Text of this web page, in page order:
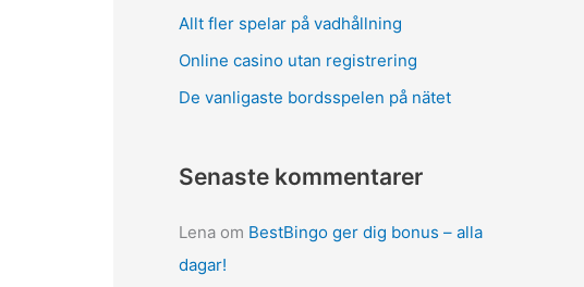
Allt fler spelar på vadhållning
Online casino utan registrering
De vanligaste bordsspelen på nätet
Senaste kommentarer
Lena om BestBingo ger dig bonus – alla
dagar!